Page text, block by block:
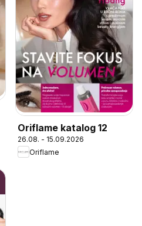
Oriflame katalog 12
26.08. - 15.09.2026
Oriflame